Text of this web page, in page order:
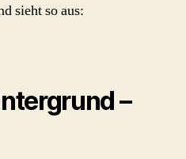
sieht so aus:
–